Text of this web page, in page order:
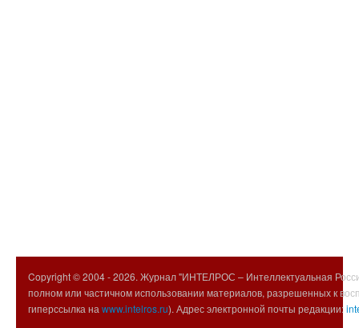
Copyright © 2004 -2026. Журнал "ИНТЕЛРОС – Интеллектуальная
полном или частичном использовании материалов, разрешенных к
гиперссылка на www.intelros.ru). Адрес электронной почты редакции: